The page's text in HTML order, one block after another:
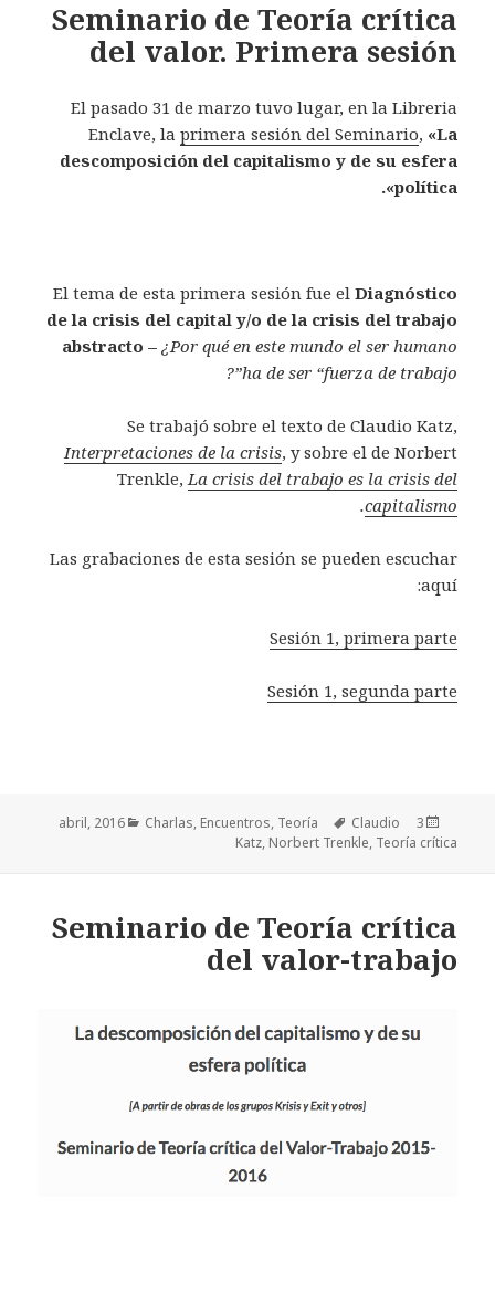
Seminario de Teoría crítica
del valor. Primera sesión
El pasado 31 de marzo tuvo lugar, en la Libreria
Enclave, la primera sesión del Seminario, «La
descomposición del capitalismo y de su esfera
política».
El tema de esta primera sesión fue el Diagnóstico
de la crisis del capital y/o de la crisis del trabajo
abstracto – ¿Por qué en este mundo el ser humano
ha de ser “fuerza de trabajo”?
Se trabajó sobre el texto de Claudio Katz,
Interpretaciones de la crisis, y sobre el de Norbert
Trenkle, La crisis del trabajo es la crisis del
capitalismo
.
Las grabaciones de esta sesión se pueden escuchar
aquí:
Sesión 1, primera parte
Sesión 1, segunda parte
Publicado
el
3 abril, 2016
Categorías Charlas, Encuentros, Teoría
Etiquetas Claudio
Katz, Norbert Trenkle, Teoría crítica
Seminario de Teoría crítica
del valor-trabajo